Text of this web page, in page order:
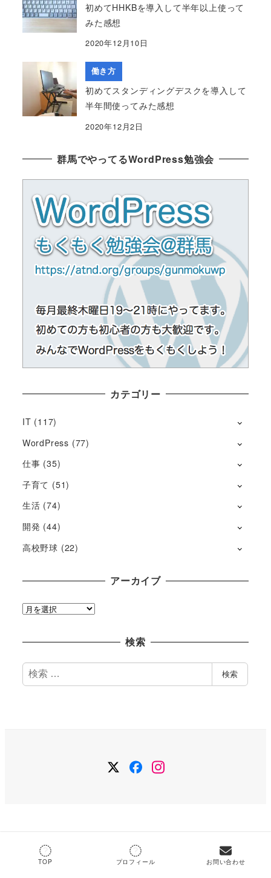
初めてHHKBを導入して半年以上使って
みた感想
2020年12月10日
働き方
初めてスタンディングデスクを導入して
半年間使ってみた感想
2020年12月2日
群馬でやってるWordPress勉強会
カテゴリー
IT (117)
WordPress (77)
仕事 (35)
子育て (51)
生活 (74)
開発 (44)
高校野球 (22)
アーカイブ
ア
ブ
検索
検
索
検索
TwitterFacebook
Instagram
Webサイト
TOP プロフィール お問い合わせ